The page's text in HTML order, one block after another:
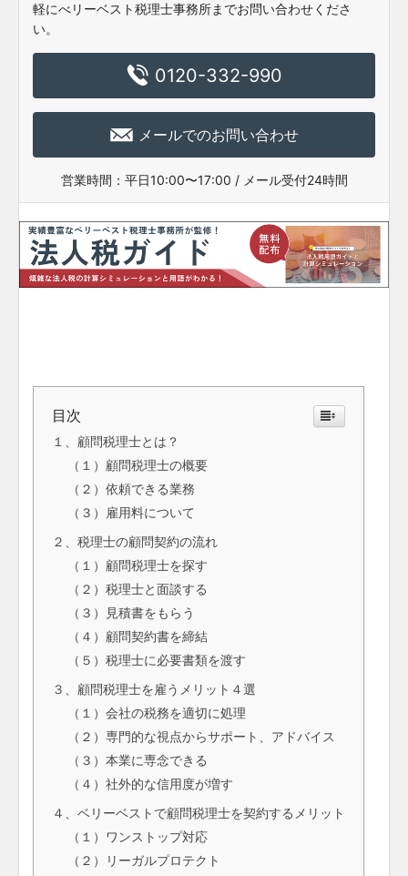
軽にべリーベスト税理士事務所までお問い合わせくださ
い。
0120-332-990
メールでのお問い合わせ
営業時間： 平日10:00〜17:00 / メール受付24時間
目次
１、顧問税理士とは？
（１）顧問税理士の概要
（２）依頼できる業務
（３）雇用料について
２、税理士の顧問契約の流れ
（１）顧問税理士を探す
（２）税理士と面談する
（３）見積書をもらう
（４）顧問契約書を締結
（５）税理士に必要書類を渡す
３、顧問税理士を雇うメリット４選
（１）会社の税務を適切に処理
（２）専門的な視点からサポート、アドバイス
（３）本業に専念できる
（４）社外的な信用度が増す
４、ベリーベストで顧問税理士を契約するメリット
（１）ワンストップ対応
（２）リーガルプロテクト